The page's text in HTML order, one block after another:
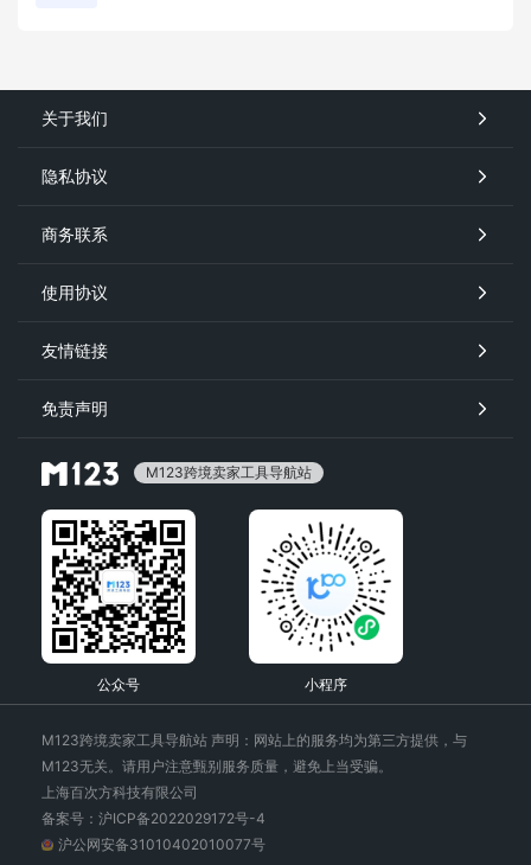
关于我们
隐私协议
商务联系
使用协议
友情链接
免责声明
M123跨境卖家工具导航站
公众号 小程序
M123跨境卖家工具导航站 声明：网站上的服务均为第三方提供，与
M123无关。请用户注意甄别服务质量，避免上当受骗。
上海百次方科技有限公司
备案号：沪ICP备2022029172号-4
沪公网安备31010402010077号